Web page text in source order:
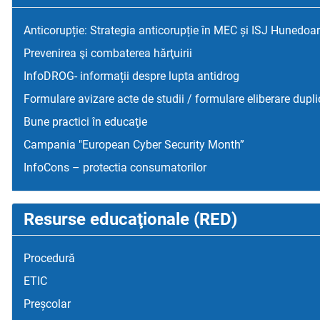
Anticorupție: Strategia anticorupție în MEC și ISJ
Prevenirea şi combaterea hărţuirii
InfoDROG- informații despre lupta antidrog
Formulare avizare acte de studii / formulare eliberare
Bune practici în educaţie
Campania "European Cyber Security Month”
InfoCons – protectia consumatorilor
Resurse educaţionale (RED)
Procedură
ETIC
Preșcolar